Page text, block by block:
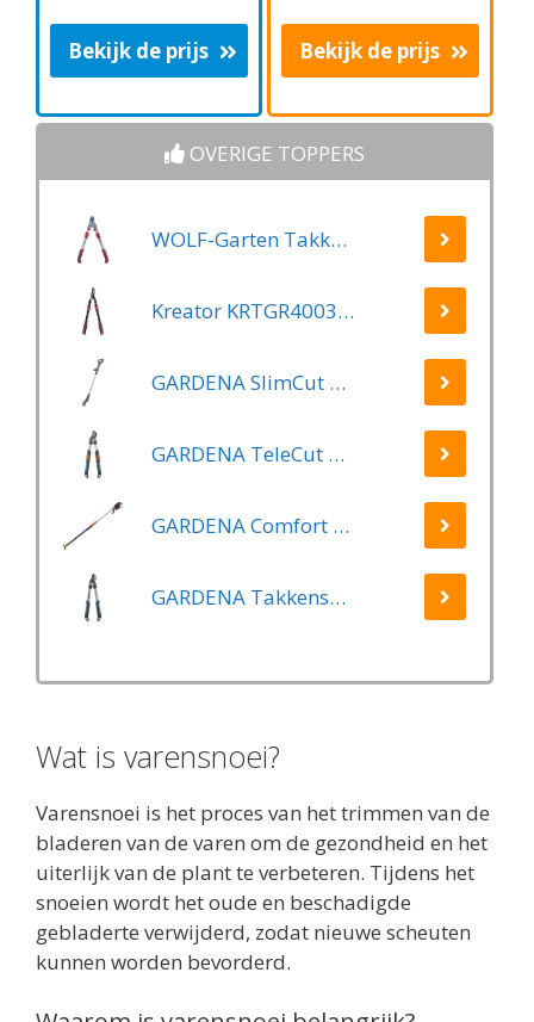
Uitschuifbare
armen - tot max 90
Bekijk de prijs
Boomschaar
Takkenschaar -
Bekijk de prijs
OVERIGE TOPPERS
WOLF-Garten Takkenschaar POWER CUT RR*** 900 T - lengte 650-900mm - telescoop - aluminium hefboomarmen - 4x meer kracht - messpanning instelbaar
Kreator KRTGR4003 Telescopische takkenschaar – Jong hout - Knipdiameter: Ø34 mm
GARDENA SlimCut Takkenschaar -28mm- Met Hefboommechanisme
GARDENA TeleCut Telescopische - Takkenschaar 520-670B - 42 mm Verstelbare Lengte
GARDENA Comfort Takkenschaar StarCut 160 - Snoeischaar - Reikwijdte ca. 3.5 m - Max Knipdiameter 32 mm
GARDENA Takkenschaar EasyCut 500 B EasyCut
Wat is varensnoei?
Varensnoei is het proces van het trimmen van de
bladeren van de varen om de gezondheid en het
uiterlijk van de plant te verbeteren. Tijdens het
snoeien wordt het oude en beschadigde
gebladerte verwijderd, zodat nieuwe scheuten
kunnen worden bevorderd.